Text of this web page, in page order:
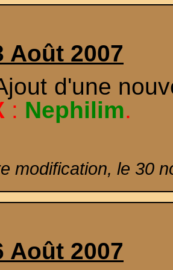
Août 2007
d'une
: Nephilim.
modification, le 30
Août 2007